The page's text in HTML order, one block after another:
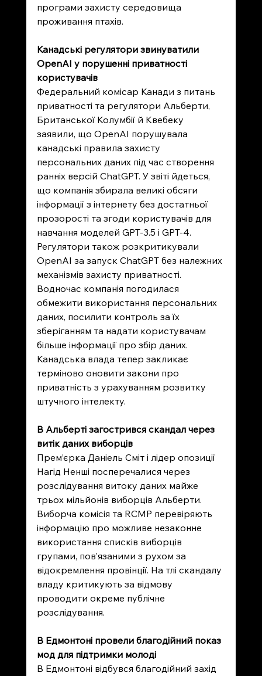
програми захисту середовища
проживання птахів.
Канадські регулятори звинуватили
OpenAI у порушенні приватності
користувачів
Федеральний комісар Канади з питань
приватності та регулятори Альберти,
Британської Колумбії й Квебеку
заявили, що OpenAI порушувала
канадські правила захисту
персональних даних під час створення
ранніх версій ChatGPT. У звіті йдеться,
що компанія збирала великі обсяги
інформації з інтернету без достатньої
прозорості та згоди користувачів для
навчання моделей GPT-3.5 і GPT-4.
Регулятори також розкритикували
OpenAI за запуск ChatGPT без належних
механізмів захисту приватності.
Водночас компанія погодилася
обмежити використання персональних
даних, посилити контроль за їх
зберіганням та надати користувачам
більше інформації про збір даних.
Канадська влада тепер закликає
терміново оновити закони про
приватність з урахуванням розвитку
штучного інтелекту.
В Альберті загострився скандал через
витік даних виборців
Прем’єрка Даніель Сміт і лідер опозиції
Нагід Ненші посперечалися через
розслідування витоку даних майже
трьох мільйонів виборців Альберти.
Виборча комісія та RCMP перевіряють
інформацію про можливе незаконне
використання списків виборців
групами, пов’язаними з рухом за
відокремлення провінції. На тлі скандалу
владу критикують за відмову
проводити окреме публічне
розслідування.
В Едмонтоні провели благодійний показ
мод для підтримки молоді
В Едмонтоні відбувся благодійний захід